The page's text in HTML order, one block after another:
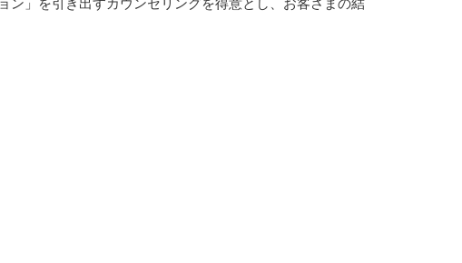
」を引き出すカウンセリングを得意とし、お客さまの結